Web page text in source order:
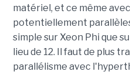
matériel, et ce même
potentiellement
simple sur Xeon Phi que
lieu de 12. Il faut de plus
parallélisme avec